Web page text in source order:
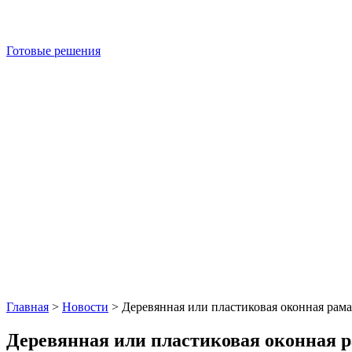
Готовые решения
Главная > Новости > Деревянная или пластиковая оконная рама
Деревянная или пластиковая оконная